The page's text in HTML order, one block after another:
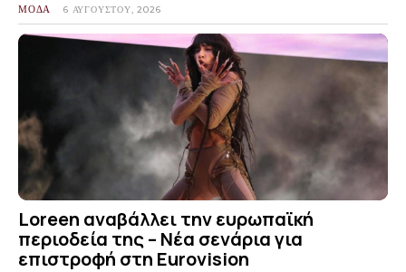
ΜΟΔΑ 6 ΑΥΓΟΎΣΤΟΥ, 2026
Loreen αναβάλλει την ευρωπαϊκή
περιοδεία της – Νέα σενάρια για
επιστροφή στη Eurovision